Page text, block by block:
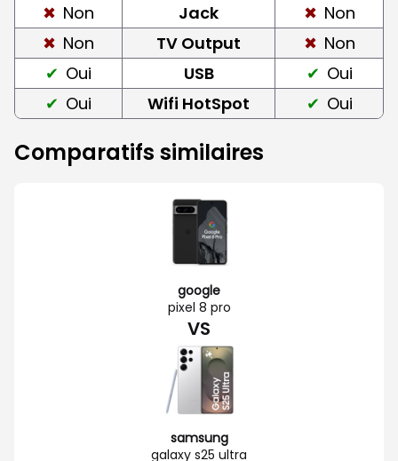
Non
Jack
Non
Non
TV Output
Non
Oui
USB
Oui
Oui
Wifi HotSpot Oui
Comparatifs similaires
google
pixel 8 pro
VS
samsung
galaxy s25 ultra